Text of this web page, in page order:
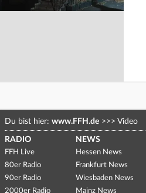
Du bist hier: www.FFH.de >>> Video
RADIO
FFH Live
80er Radio
90er Radio
2000er Radio
NEWS
Hessen News
Frankfurt News
Wiesbaden News
Mainz News